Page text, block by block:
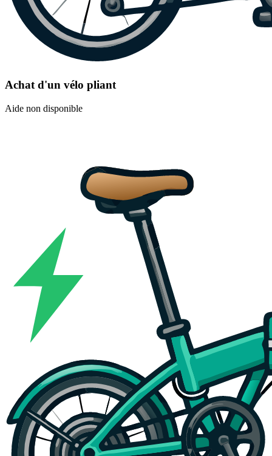
Achat d'un vélo pliant
Aide non disponible